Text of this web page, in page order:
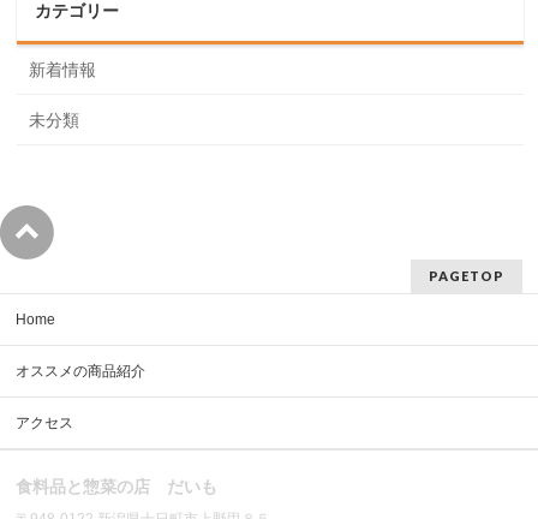
カテゴリー
新着情報
未分類
PAGETOP
Home
オススメの商品紹介
アクセス
食料品と惣菜の店 だいも